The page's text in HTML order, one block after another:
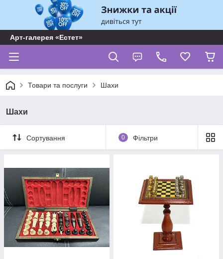
Арт-галерея «Естет»
Товари та послуги Шахи
Шахи
Сортування 0 Фільтри